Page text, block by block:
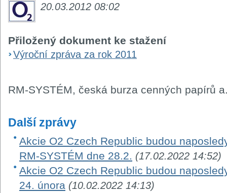
20.03.2012 08:02
Přiložený dokument ke stažení
Výroční zpráva za rok 2011
RM-SYSTÉM, česká burza cenných papírů
Další zprávy
Akcie O2 Czech Republic budou
RM-SYSTÉM dne 28.2. (17.02.2022 14:52)
Akcie O2 Czech Republic budou
24. února (10.02.2022 14:13)